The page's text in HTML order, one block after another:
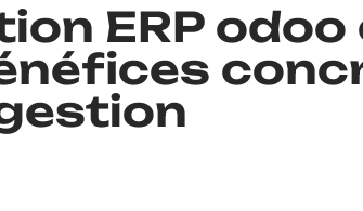
ERP odoo